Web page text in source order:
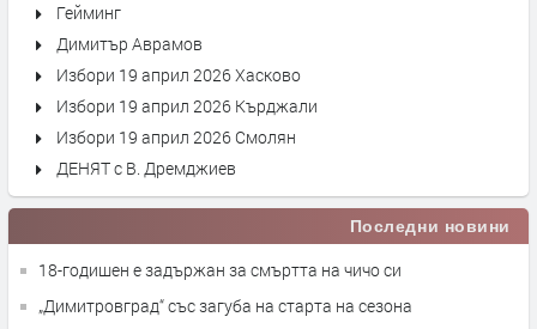
Гейминг
Димитър Аврамов
Избори 19 април 2026 Хасково
Избори 19 април 2026 Кърджали
Избори 19 април 2026 Смолян
ДЕНЯТ с В. Дремджиев
Последни новини
18-годишен е задържан за смъртта на чичо си
„Димитровград“ със загуба на старта на сезона